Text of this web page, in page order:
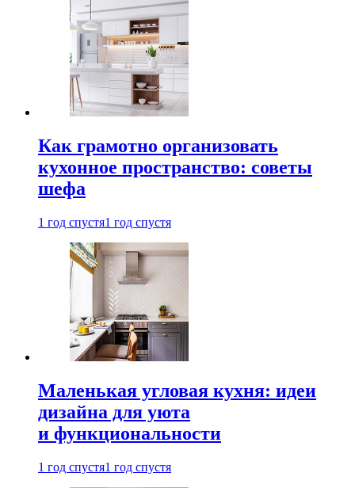
Как грамотно организовать
кухонное пространство: советы
шефа
1 год спустя1 год спустя
Маленькая угловая кухня: идеи
дизайна для уюта
и функциональности
1 год спустя1 год спустя